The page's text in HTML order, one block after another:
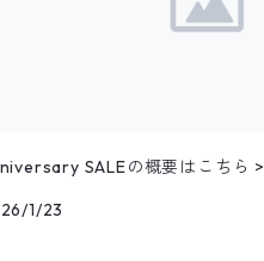
SALEの概要はこちら >
1/23